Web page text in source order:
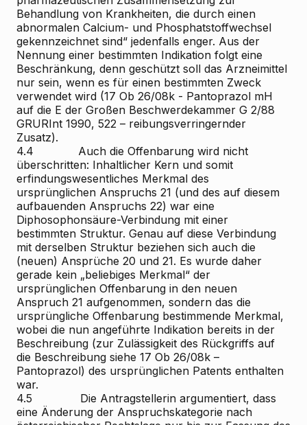
Behandlung von Krankheiten, die durch einen
abnormalen Calcium- und Phosphatstoffwechsel
gekennzeichnet sind“ jedenfalls enger. Aus der
Nennung einer bestimmten Indikation folgt eine
Beschränkung, denn geschützt soll das Arzneimittel
nur sein, wenn es für einen bestimmten Zweck
verwendet wird (17 Ob 26/08k - Pantoprazol mH
auf die E der Großen Beschwerdekammer G 2/88
GRURInt 1990, 522 – reibungsverringernder
Zusatz).
4.4 Auch die Offenbarung wird nicht
überschritten: Inhaltlicher Kern und somit
erfindungswesentliches Merkmal des
ursprünglichen Anspruchs 21 (und des auf diesem
aufbauenden Anspruchs 22) war eine
Diphosophonsäure-Verbindung mit einer
bestimmten Struktur. Genau auf diese Verbindung
mit derselben Struktur beziehen sich auch die
(neuen) Ansprüche 20 und 21. Es wurde daher
gerade kein „beliebiges Merkmal“ der
ursprünglichen Offenbarung in den neuen
Anspruch 21 aufgenommen, sondern das die
ursprüngliche Offenbarung bestimmende Merkmal,
wobei die nun angeführte Indikation bereits in der
Beschreibung (zur Zulässigkeit des Rückgriffs auf
die Beschreibung siehe 17 Ob 26/08k –
Pantoprazol) des ursprünglichen Patents enthalten
war.
4.5 Die Antragstellerin argumentiert, dass
eine Änderung der Anspruchskategorie nach